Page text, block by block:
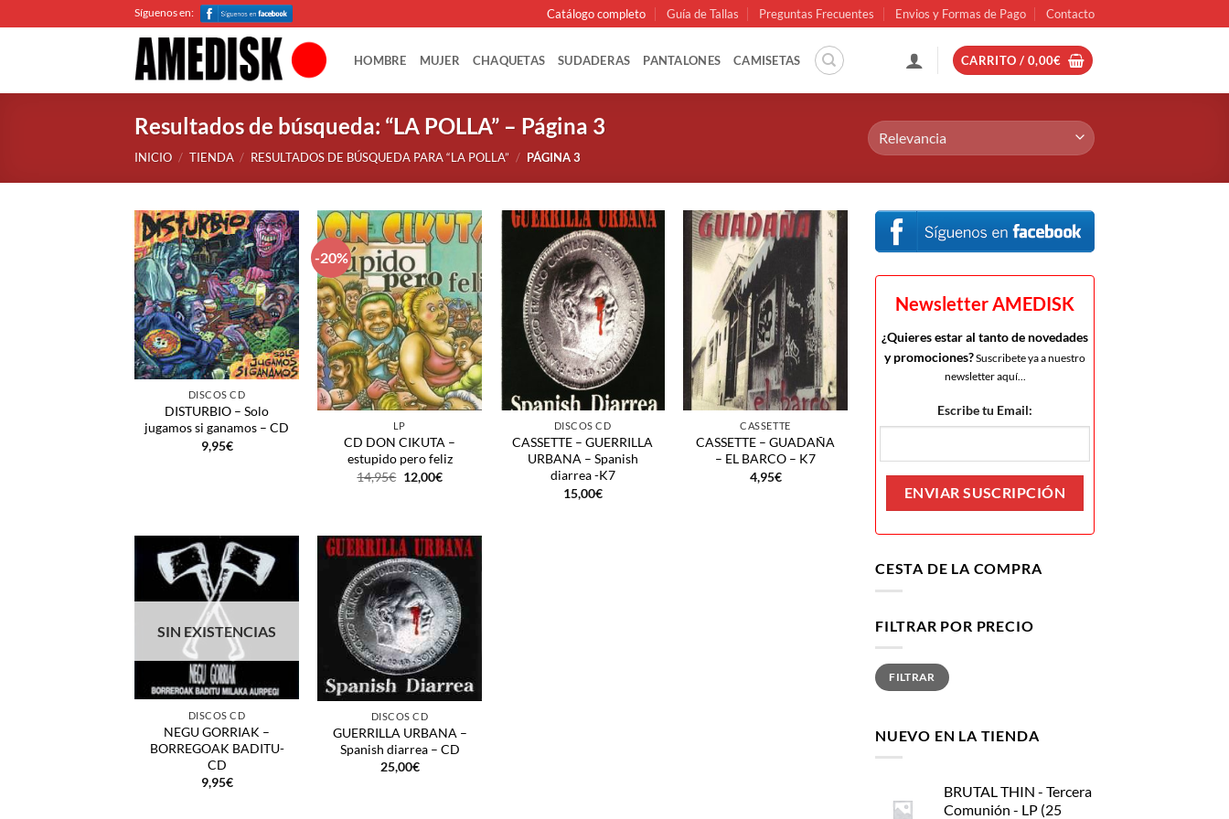
al
Síguenos en: Catálogo completo Guía de Tallas Preguntas Frecuentes Envios y Formas de Pago Contacto
HOMBRE MUJER CHAQUETAS SUDADERAS PANTALONES CAMISETAS CARRITO / 0,00€
Resultados de búsqueda: “LA POLLA” – Página 3
INICIO / TIENDA / RESULTADOS DE BÚSQUEDA PARA “LA POLLA” / PÁGINA 3
+
DISCOS CD
DISTURBIO – Solo
jugamos si ganamos – CD
9,95€
-20%
+
LP
CD DON CIKUTA –
estupido pero feliz
14,95€ El
precio
12,00€El
DISCOS CD
CASSETTE – GUERRILLA
URBANA – Spanish
diarrea -K7
15,00€
CASSETTE
CASSETTE – GUADAÑA
– EL BARCO – K7
4,95€
SIN EXISTENCIAS
DISCOS CD
NEGU GORRIAK –
BORREGOAK BADITU-
CD
9,95€
+
DISCOS CD
GUERRILLA URBANA –
Spanish diarrea – CD
25,00€
Newsletter AMEDISK
¿Quieres estar al tanto de novedades
y promociones?Suscribete ya a nuestro
newsletter aquí...
Escribe tu Email:
CESTA DE LA COMPRA
FILTRAR POR PRECIO
Precio
mínimo
Precio
máximo
FILTRAR
NUEVO EN LA TIENDA
BRUTAL THIN - Tercera
Comunión - LP (25